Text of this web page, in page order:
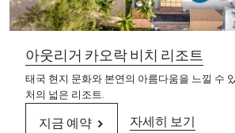
아웃리거 카오락 비치 리조트
태국 현지 문화와 본연의 아름다움을 느낄 수
처의 넓은 리조트.
지금 예약 자세히 보기